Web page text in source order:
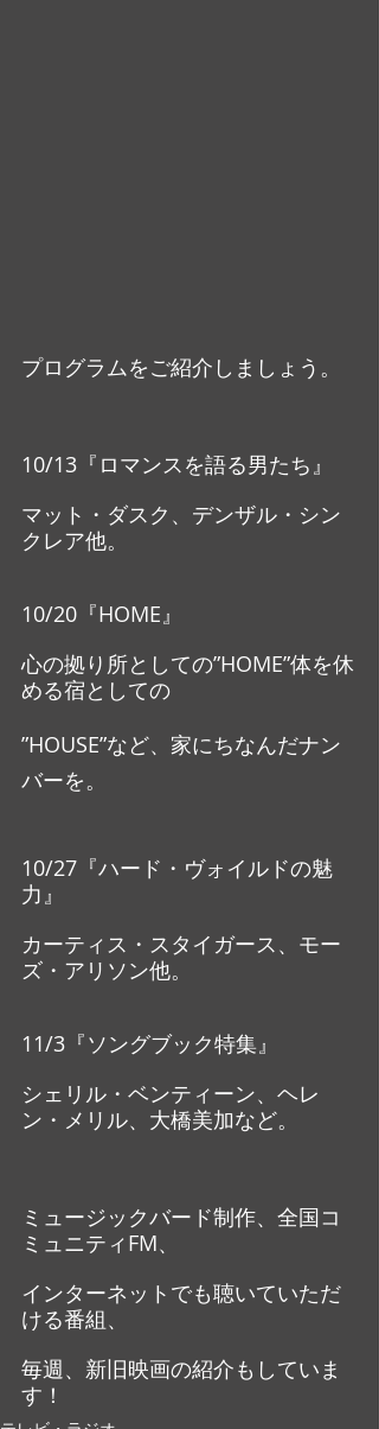
プログラムをご紹介しましょう。
10/13『ロマンスを語る男たち』
マット・ダスク、デンザル・シン
クレア他。
10/20『HOME』
心の拠り所としての”HOME”体を休
める宿としての
”HOUSE”など、家にちなんだナン
バーを。
10/27『ハード・ヴォイルドの魅
力』
カーティス・スタイガース、モー
ズ・アリソン他。
11/3『ソングブック特集』
シェリル・ベンティーン、ヘレ
ン・メリル、大橋美加など。
ミュージックバード制作、全国コ
ミュニティFM、
インターネットでも聴いていただ
ける番組、
毎週、新旧映画の紹介もしていま
す！